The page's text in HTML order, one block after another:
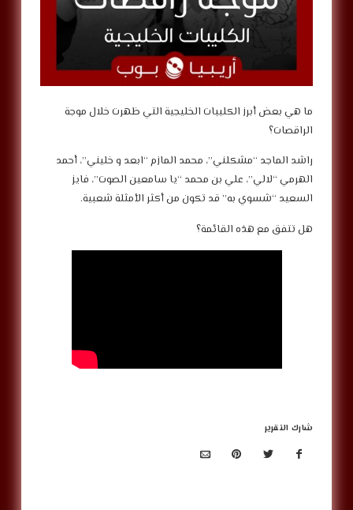
‎ما هي بعض أبرز الكليبات الخليجية التي ظهرت خلال موجة
الراقصات؟
‎راشد الماجد “مشكلني”، محمد المازم “ابعد و خليني”، أحمد
الهرمي “لالي”، علي بن محمد “يا سامعين الصوت”، فايز
السعيد “شسوي به” قد تكون من أكثر الأمثلة شعبية.
شارك التقرير